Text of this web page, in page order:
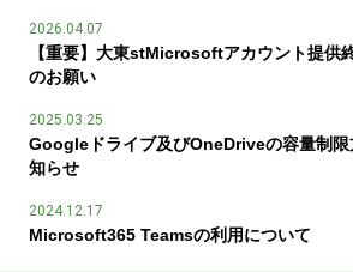
2026.04.07
【重要】大東stMicrosoftアカウント提供
のお願い
2025.03.25
Googleドライブ及びOneDriveの容量制限
知らせ
2024.12.17
Microsoft365 Teamsの利用について